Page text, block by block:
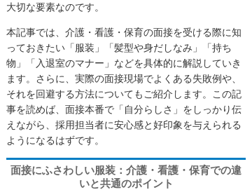
大切な要素なのです。
本記事では、介護・看護・保育の面接を受ける際に知
っておきたい「服装」「髪型や身だしなみ」「持ち
物」「入退室のマナー」などを具体的に解説していき
ます。さらに、実際の面接現場でよくある失敗例や、
それを回避する方法についてもご紹介します。この記
事を読めば、面接本番で「自分らしさ」をしっかり伝
えながら、採用担当者に安心感と好印象を与えられる
ようになるはずです。
面接にふさわしい服装：介護・看護・保育での違
いと共通のポイント